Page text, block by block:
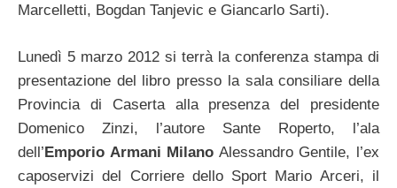
Marcelletti, Bogdan Tanjevic e Giancarlo Sarti).
Lunedì 5 marzo 2012 si terrà la conferenza stampa di
presentazione del libro presso la sala consiliare della
Provincia di Caserta alla presenza del presidente
Domenico Zinzi, l’autore Sante Roperto, l’ala
dell’Emporio Armani Milano Alessandro Gentile, l’ex
caposervizi del Corriere dello Sport Mario Arceri, il